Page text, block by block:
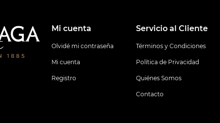
Mi cuenta
Olvidé mi contraseña
Mi cuenta
Registro
Servicio al Cliente
Términos y Condiciones
Política de Privacidad
Quiénes Somos
Contacto